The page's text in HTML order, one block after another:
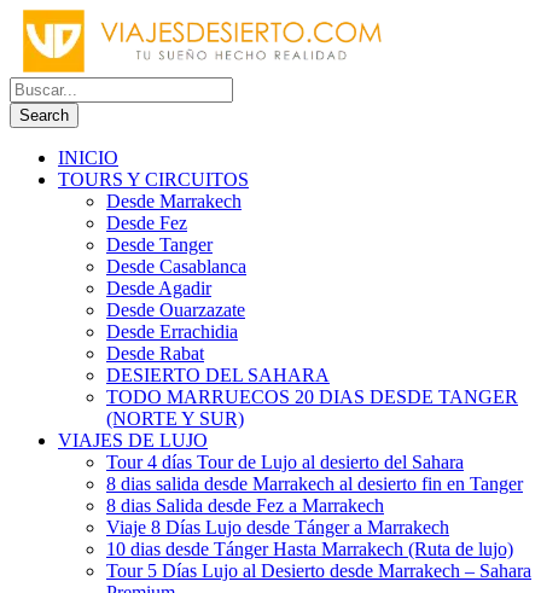
INICIO
TOURS Y CIRCUITOS
Desde Marrakech
Desde Fez
Desde Tanger
Desde Casablanca
Desde Agadir
Desde Ouarzazate
Desde Errachidia
Desde Rabat
DESIERTO DEL SAHARA
TODO MARRUECOS 20 DIAS DESDE TANGER
(NORTE Y SUR)
VIAJES DE LUJO
Tour 4 días Tour de Lujo al desierto del Sahara
8 dias salida desde Marrakech al desierto fin en Tanger
8 dias Salida desde Fez a Marrakech
Viaje 8 Días Lujo desde Tánger a Marrakech
10 dias desde Tánger Hasta Marrakech (Ruta de lujo)
Tour 5 Días Lujo al Desierto desde Marrakech – Sahara